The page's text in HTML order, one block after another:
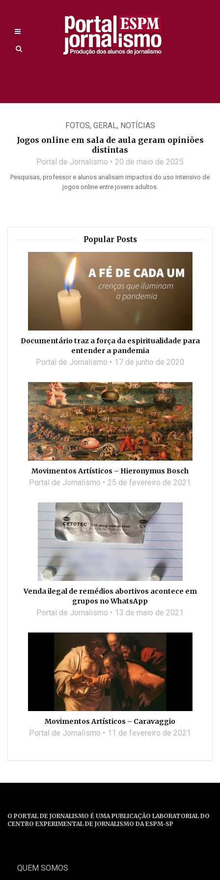
FOTOS, GERAL, NOTÍCIAS
Jogos online em sala de aula geram opiniões
distintas
Portal de Jornalismo 20 de maio de 2025
Pesquisas, professor e alunos analisam impactos do uso intensivo de
jogos online entre jovens adultos.
Popular Posts
Documentário traz a força da espiritualidade para
entender a pandemia
Portal de Jornalismo 17 de junho de 2020
Movimentos Artísticos – Hieronymus Bosch
Portal de Jornalismo 25 de fevereiro de 2021
Venda ilegal de remédios abortivos acontece em
grupos no WhatsApp
Portal de Jornalismo 13 de maio de 2021
Movimentos Artísticos – Caravaggio
Portal de Jornalismo 11 de fevereiro de 2021
O PORTAL DE JORNALISMO É UMA PUBLICAÇÃO LABORATORIAL DO
CENTRO EXPERIMENTAL DE JORNALISMO DA ESPM-SP
QUEM SOMOS